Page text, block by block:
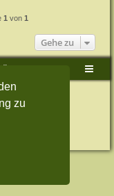
zu
1 von 1
Gehe zu